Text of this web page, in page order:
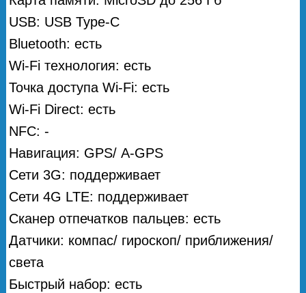
USB: USB Type-C
Bluetooth: есть
Wi-Fi технология: есть
Точка доступа Wi-Fi: есть
Wi-Fi Direct: есть
NFC: -
Навигация: GPS/ А-GPS
Сети 3G: поддерживает
Сети 4G LTE: поддерживает
Сканер отпечатков пальцев: есть
Датчики: компас/ гироскоп/ приближения/
света
Быстрый набор: есть